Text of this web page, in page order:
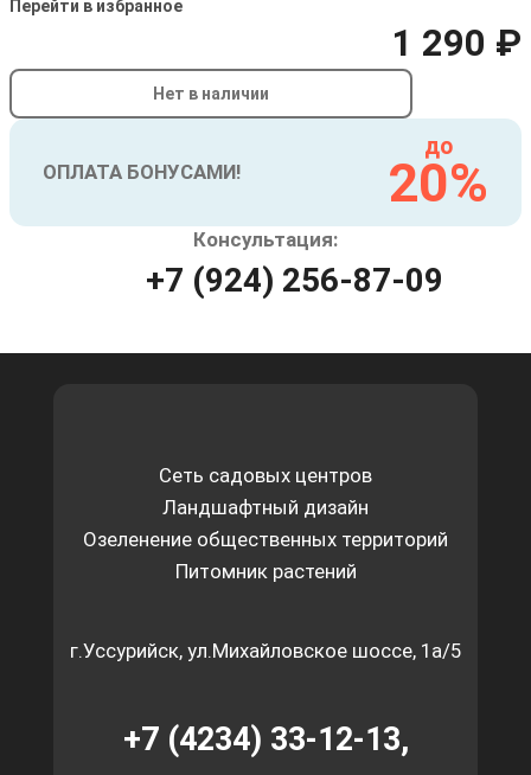
Перейти в избранное
1 290 ₽
Нет в наличии
ОПЛАТА БОНУСАМИ!
до
20%
Консультация:
+7 (924) 256-87-09
Сеть садовых центров
Ландшафтный дизайн
Озеленение общественных территорий
Питомник растений
г.Уссурийск, ул.Михайловское шоссе, 1а/5
+7 (4234) 33-12-13,